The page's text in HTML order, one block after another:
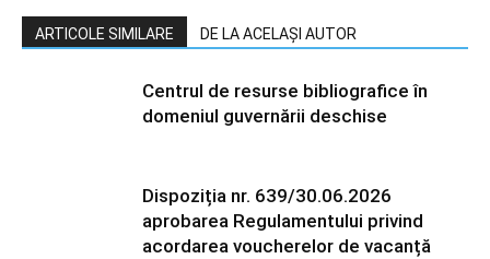
ARTICOLE SIMILARE DE LA ACELAȘI AUTOR
Centrul de resurse bibliografice în
domeniul guvernării deschise
Dispoziția nr. 639/30.06.2026
aprobarea Regulamentului privind
acordarea voucherelor de vacanță